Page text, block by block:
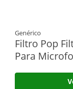
Genérico
Filtro Pop
Para